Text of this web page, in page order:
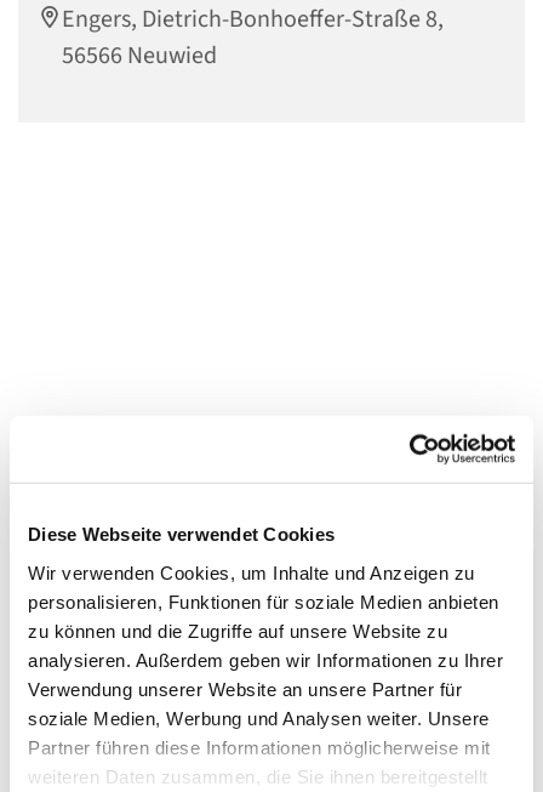
Diese Webseite verwendet Cookies
Wir verwenden Cookies, um Inhalte und Anzeigen zu
personalisieren, Funktionen für soziale Medien anbieten
zu können und die Zugriffe auf unsere Website zu
analysieren. Außerdem geben wir Informationen zu Ihrer
Verwendung unserer Website an unsere Partner für
soziale Medien, Werbung und Analysen weiter. Unsere
Partner führen diese Informationen möglicherweise mit
weiteren Daten zusammen, die Sie ihnen bereitgestellt
Engers, Dietrich-Bonhoeffer-Straße 8,
56566 Neuwied
Dies könnte Sie auch interessieren